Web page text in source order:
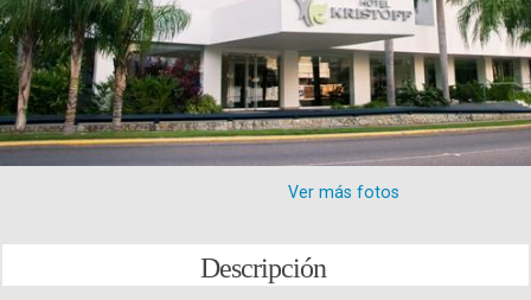
Ver más fotos
Descripción